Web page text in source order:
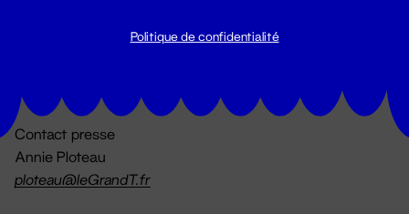
Contact presse
Annie Ploteau
ploteau@leGrandT.fr
Politique de confidentialité